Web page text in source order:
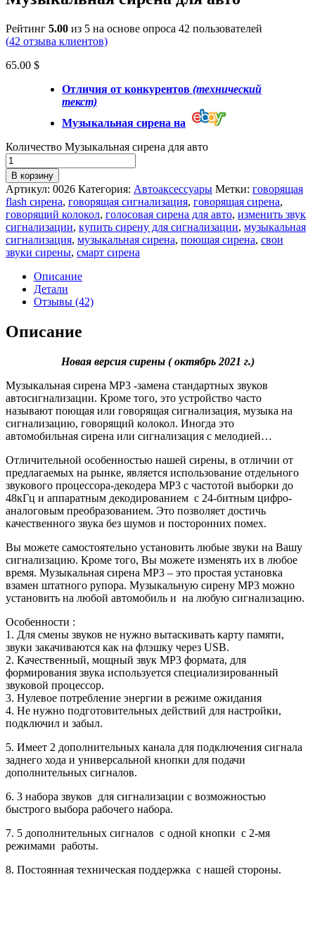
Рейтинг 5.00 из 5 на основе опроса 42 пользователей
(42 отзыва клиентов)
65.00 $
Отличия от конкурентов (технический
текст)
Музыкальная сирена на
Количество Музыкальная сирена для авто
В корзину
Артикул: 0026 Категория: Автоаксессуары Метки: говорящая
flash сирена, говорящая сигнализация, говорящая сирена,
говорящий колокол, голосовая сирена для авто, изменить звук
сигнализации, купить сирену для сигнализации, музыкальная
сигнализация, музыкальная сирена, поющая сирена, свои
звуки сирены, смарт сирена
Описание
Детали
Отзывы (42)
Описание
Новая версия сирены ( октябрь 2021 г.)
Музыкальная сирена MP3 -замена стандартных звуков
автосигнализации. Кроме того, это устройство часто
называют поющая или говорящая сигнализация, музыка на
сигнализацию, говорящий колокол. Иногда это
автомобильная сирена или сигнализация с мелодией…
Отличительной особенностью нашей сирены, в отличии от
предлагаемых на рынке, является использование отдельного
звукового процессора-декодера MP3 с частотой выборки до
48кГц и аппаратным декодированием с 24-битным цифро-
аналоговым преобразованием. Это позволяет достичь
качественного звука без шумов и посторонних помех.
Вы можете самостоятельно установить любые звуки на Вашу
сигнализацию. Кроме того, Вы можете изменять их в любое
время. Музыкальная сирена MP3 – это простая установка
взамен штатного рупора. Музыкальную сирену MP3 можно
установить на любой автомобиль и на любую сигнализацию.
Особенности :
1. Для смены звуков не нужно вытаскивать карту памяти,
звуки закачиваются как на флэшку через USB.
2. Качественный, мощный звук MP3 формата, для
формирования звука используется специализированный
звуковой процессор.
3. Нулевое потребление энергии в режиме ожидания
4. Не нужно подготовительных действий для настройки,
подключил и забыл.
5. Имеет 2 дополнительных канала для подключения сигнала
заднего хода и универсальной кнопки для подачи
дополнительных сигналов.
6. 3 набора звуков для сигнализации с возможностью
быстрого выбора рабочего набора.
7. 5 дополнительных сигналов с одной кнопки с 2-мя
режимами работы.
8. Постоянная техническая поддержка с нашей стороны.